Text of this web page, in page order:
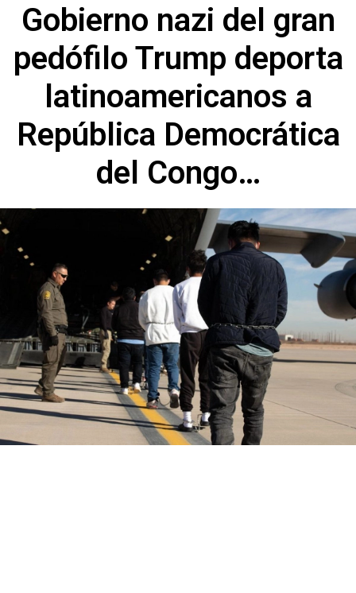
Gobierno nazi del gran
pedófilo Trump deporta
latinoamericanos a
República Democrática
del Congo…